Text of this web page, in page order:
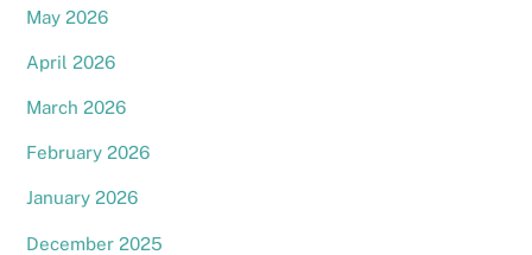
May 2026
April 2026
March 2026
February 2026
January 2026
December 2025